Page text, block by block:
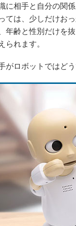
に相手と自分の関
ては、少しだけお
年齢と性別だけを
られます。
がロボットではどう